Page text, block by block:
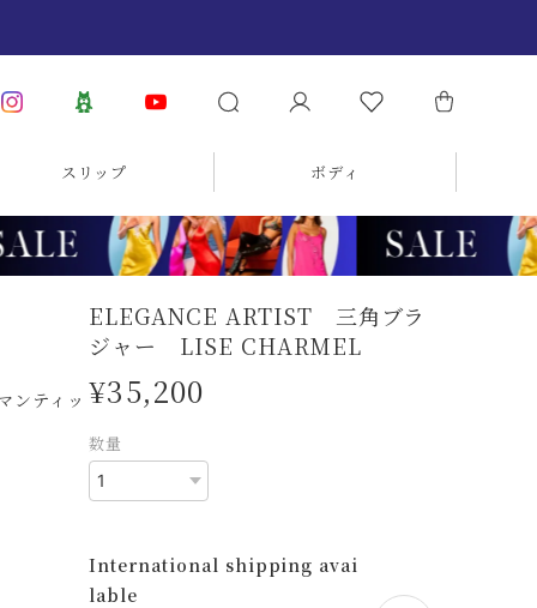
スリップ ボディ
ンティッ
ELEGANCE ARTIST 三角ブラ
ジャー LISE CHARMEL
¥35,200
数量
International shipping avai
lable